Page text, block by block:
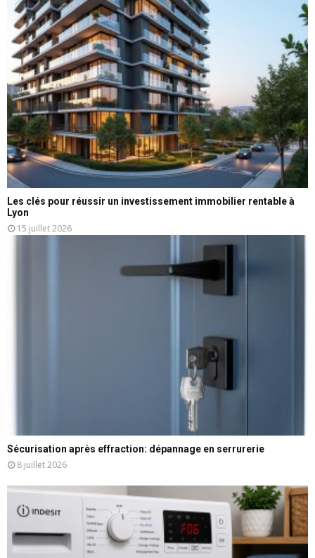
Les clés pour réussir un investissement immobilier rentable à
Lyon
15 juillet 2026
Sécurisation après effraction: dépannage en serrurerie
8 juillet 2026